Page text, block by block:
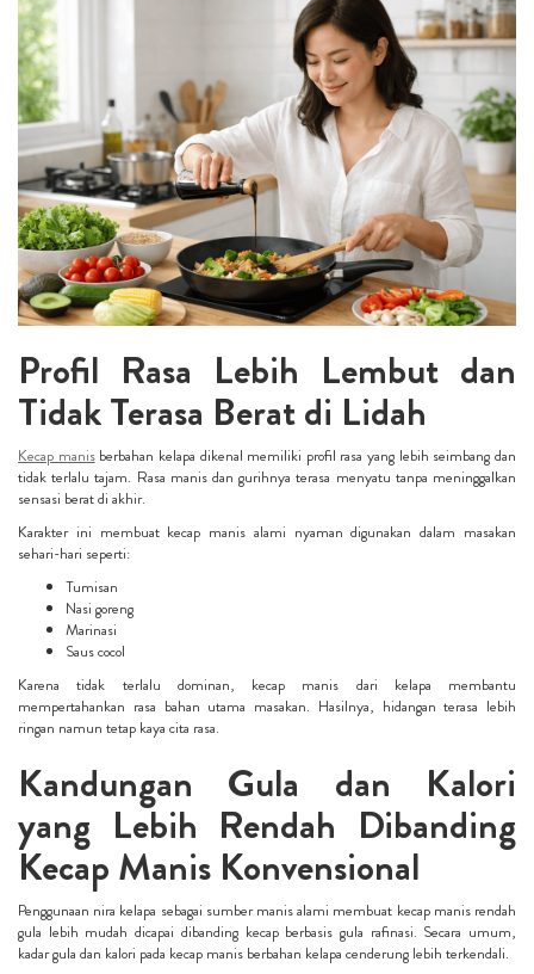
Profil Rasa Lebih Lembut dan
Tidak Terasa Berat di Lidah
Kecap manisberbahan kelapa dikenal memiliki profil rasa yang lebih seimbang dan
tidak terlalu tajam. Rasa manis dan gurihnya terasa menyatu tanpa meninggalkan
sensasi berat di akhir.
Karakter ini membuat kecap manis alami nyaman digunakan dalam masakan
sehari-hari seperti:
Tumisan
Nasi goreng
Marinasi
Saus cocol
Karena tidak terlalu dominan, kecap manis dari kelapa membantu
mempertahankan rasa bahan utama masakan. Hasilnya, hidangan terasa lebih
ringan namun tetap kaya cita rasa.
Kandungan Gula dan Kalori
yang Lebih Rendah Dibanding
Kecap Manis Konvensional
Penggunaan nira kelapa sebagai sumber manis alami membuat kecap manis rendah
gula lebih mudah dicapai dibanding kecap berbasis gula rafinasi. Secara umum,
kadar gula dan kalori pada kecap manis berbahan kelapa cenderung lebih terkendali.